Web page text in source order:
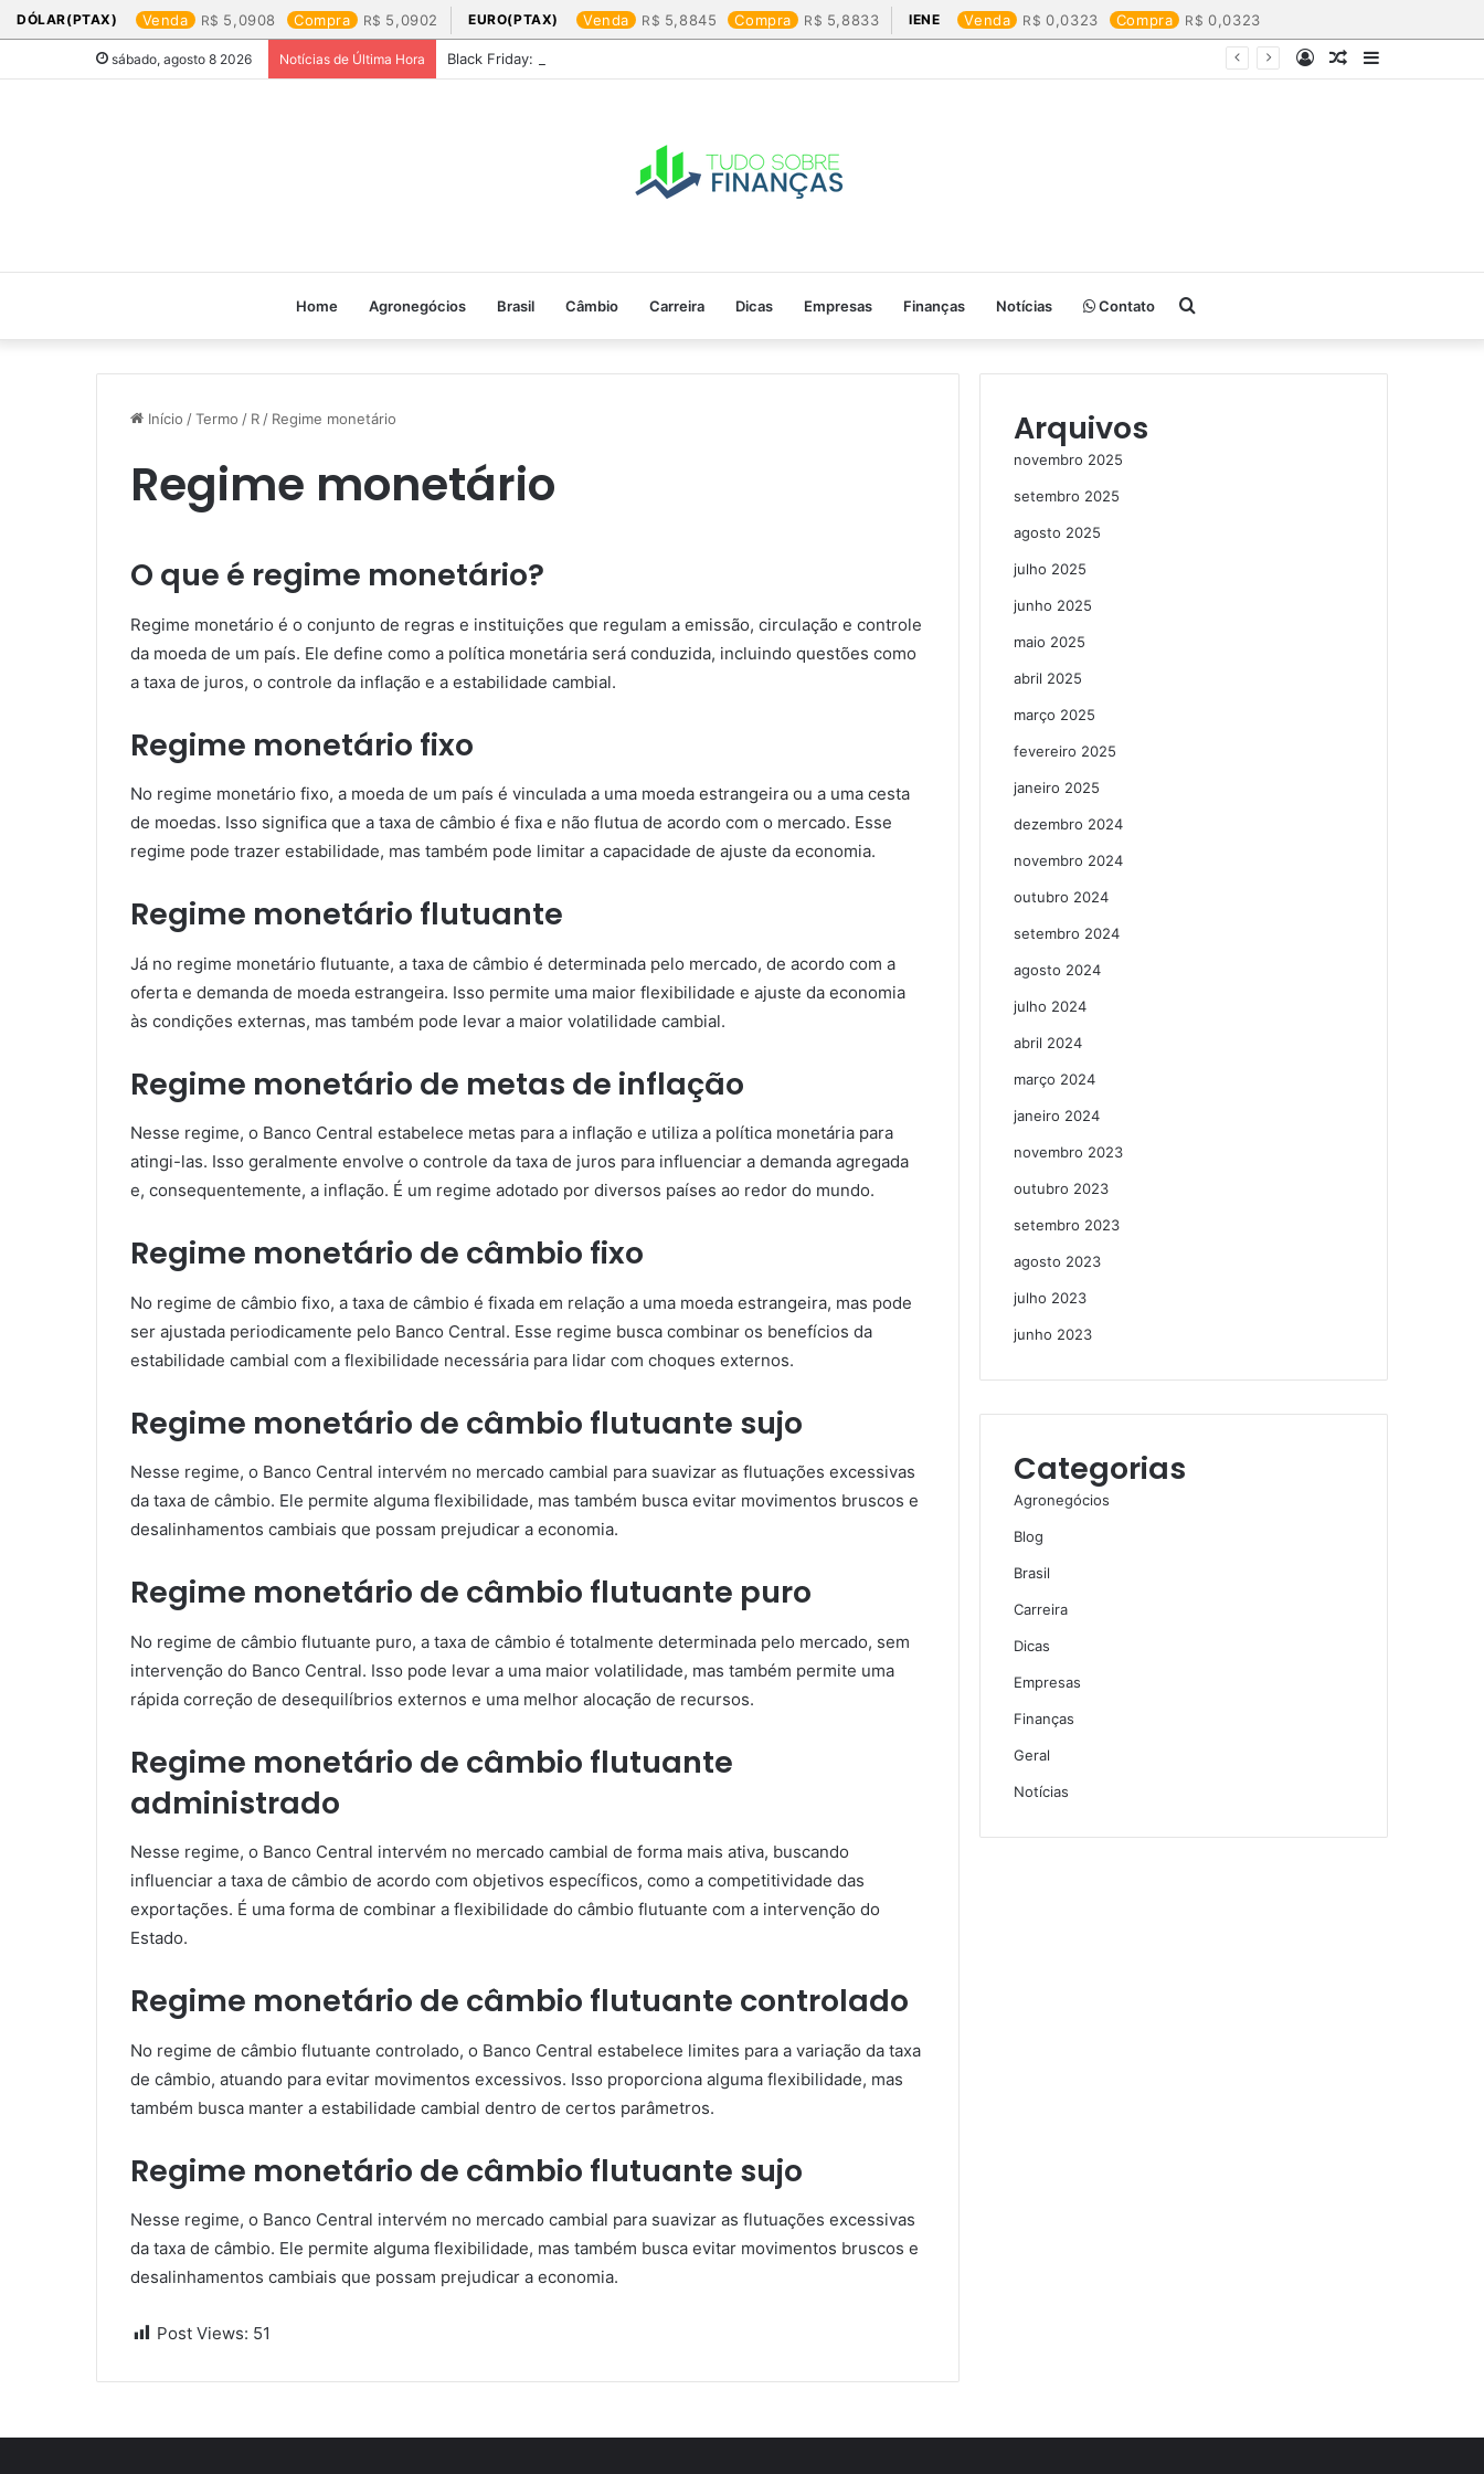
DÓLAR(PTAX) Venda 5,0908 Compra 5,0902 EURO(PTAX) Venda 5,8845 Compra 5,8833 IENE Venda 0,0323 Compra 0,0323
sábado, agosto 8 2026 Notícias de Última Hora Black Friday: os produtos que mais valem a pena
Barra
Artigo
Entrar
Home Agronegócios Brasil Câmbio Carreira Dicas Empresas Finanças Notícias Contato Procurar
por
Início /Termo / R / Regime monetário
Regime monetário
O que é regime monetário?
Regime monetário é o conjunto de regras e instituições que regulam a emissão, circulação e controle
da moeda de um país. Ele define como a política monetária será conduzida, incluindo questões como
a taxa de juros, o controle da inflação e a estabilidade cambial.
Regime monetário fixo
No regime monetário fixo, a moeda de um país é vinculada a uma moeda estrangeira ou a uma cesta
de moedas. Isso significa que a taxa de câmbio é fixa e não flutua de acordo com o mercado. Esse
regime pode trazer estabilidade, mas também pode limitar a capacidade de ajuste da economia.
Regime monetário flutuante
Já no regime monetário flutuante, a taxa de câmbio é determinada pelo mercado, de acordo com a
oferta e demanda de moeda estrangeira. Isso permite uma maior flexibilidade e ajuste da economia
às condições externas, mas também pode levar a maior volatilidade cambial.
Regime monetário de metas de inflação
Nesse regime, o Banco Central estabelece metas para a inflação e utiliza a política monetária para
atingi-las. Isso geralmente envolve o controle da taxa de juros para influenciar a demanda agregada
e, consequentemente, a inflação. É um regime adotado por diversos países ao redor do mundo.
Regime monetário de câmbio fixo
No regime de câmbio fixo, a taxa de câmbio é fixada em relação a uma moeda estrangeira, mas pode
ser ajustada periodicamente pelo Banco Central. Esse regime busca combinar os benefícios da
estabilidade cambial com a flexibilidade necessária para lidar com choques externos.
Regime monetário de câmbio flutuante sujo
Nesse regime, o Banco Central intervém no mercado cambial para suavizar as flutuações excessivas
da taxa de câmbio. Ele permite alguma flexibilidade, mas também busca evitar movimentos bruscos e
desalinhamentos cambiais que possam prejudicar a economia.
Regime monetário de câmbio flutuante puro
No regime de câmbio flutuante puro, a taxa de câmbio é totalmente determinada pelo mercado, sem
intervenção do Banco Central. Isso pode levar a uma maior volatilidade, mas também permite uma
rápida correção de desequilíbrios externos e uma melhor alocação de recursos.
Regime monetário de câmbio flutuante
administrado
Nesse regime, o Banco Central intervém no mercado cambial de forma mais ativa, buscando
influenciar a taxa de câmbio de acordo com objetivos específicos, como a competitividade das
exportações. É uma forma de combinar a flexibilidade do câmbio flutuante com a intervenção do
Estado.
Regime monetário de câmbio flutuante controlado
No regime de câmbio flutuante controlado, o Banco Central estabelece limites para a variação da taxa
de câmbio, atuando para evitar movimentos excessivos. Isso proporciona alguma flexibilidade, mas
também busca manter a estabilidade cambial dentro de certos parâmetros.
Regime monetário de câmbio flutuante sujo
Nesse regime, o Banco Central intervém no mercado cambial para suavizar as flutuações excessivas
da taxa de câmbio. Ele permite alguma flexibilidade, mas também busca evitar movimentos bruscos e
desalinhamentos cambiais que possam prejudicar a economia.
Post Views: 51
Arquivos
novembro 2025
setembro 2025
agosto 2025
julho 2025
junho 2025
maio 2025
abril 2025
março 2025
fevereiro 2025
janeiro 2025
dezembro 2024
novembro 2024
outubro 2024
setembro 2024
agosto 2024
julho 2024
abril 2024
março 2024
janeiro 2024
novembro 2023
outubro 2023
setembro 2023
agosto 2023
julho 2023
junho 2023
Categorias
Agronegócios
Blog
Brasil
Carreira
Dicas
Empresas
Finanças
Geral
Notícias